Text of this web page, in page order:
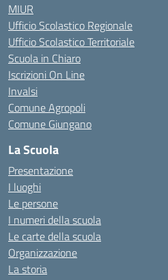
MIUR
Ufficio Scolastico Regionale
Ufficio Scolastico Territoriale
Scuola in Chiaro
Iscrizioni On Line
Invalsi
Comune Agropoli
Comune Giungano
La Scuola
Presentazione
I luoghi
Le persone
I numeri della scuola
Le carte della scuola
Organizzazione
La storia